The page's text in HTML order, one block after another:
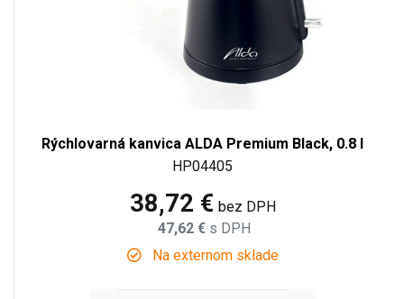
Rýchlovarná kanvica ALDA Premium Black, 0.8 l
HP04405
38,72 € bez DPH
47,62 € s DPH
Na externom sklade